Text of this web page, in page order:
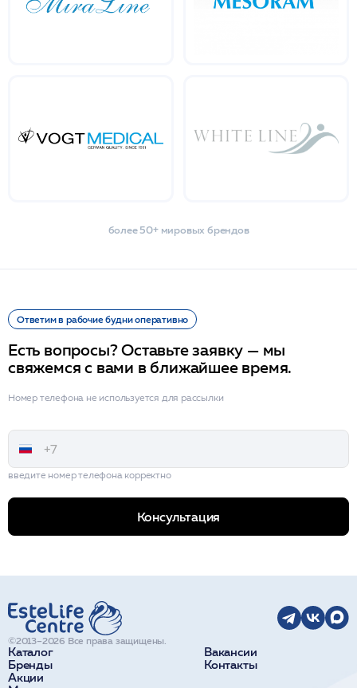
более 50+ мировых брендов
Ответим в рабочие будни оперативно
Есть вопросы? Оставьте заявку — мы
свяжемся с вами в ближайшее время.
Номер телефона не используется для рассылки
введите номер телефона корректно
Консультация
Каталог
Бренды
Акции
Вакансии
Контакты
©2013–2026 Все права защищены.